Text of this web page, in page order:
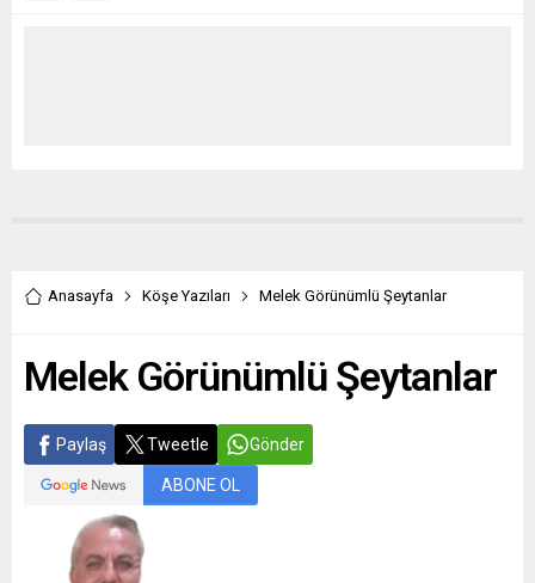
Anasayfa Köşe Yazıları Melek Görünümlü Şeytanlar
Melek Görünümlü Şeytanlar
Paylaş Tweetle Gönder
ABONE OL